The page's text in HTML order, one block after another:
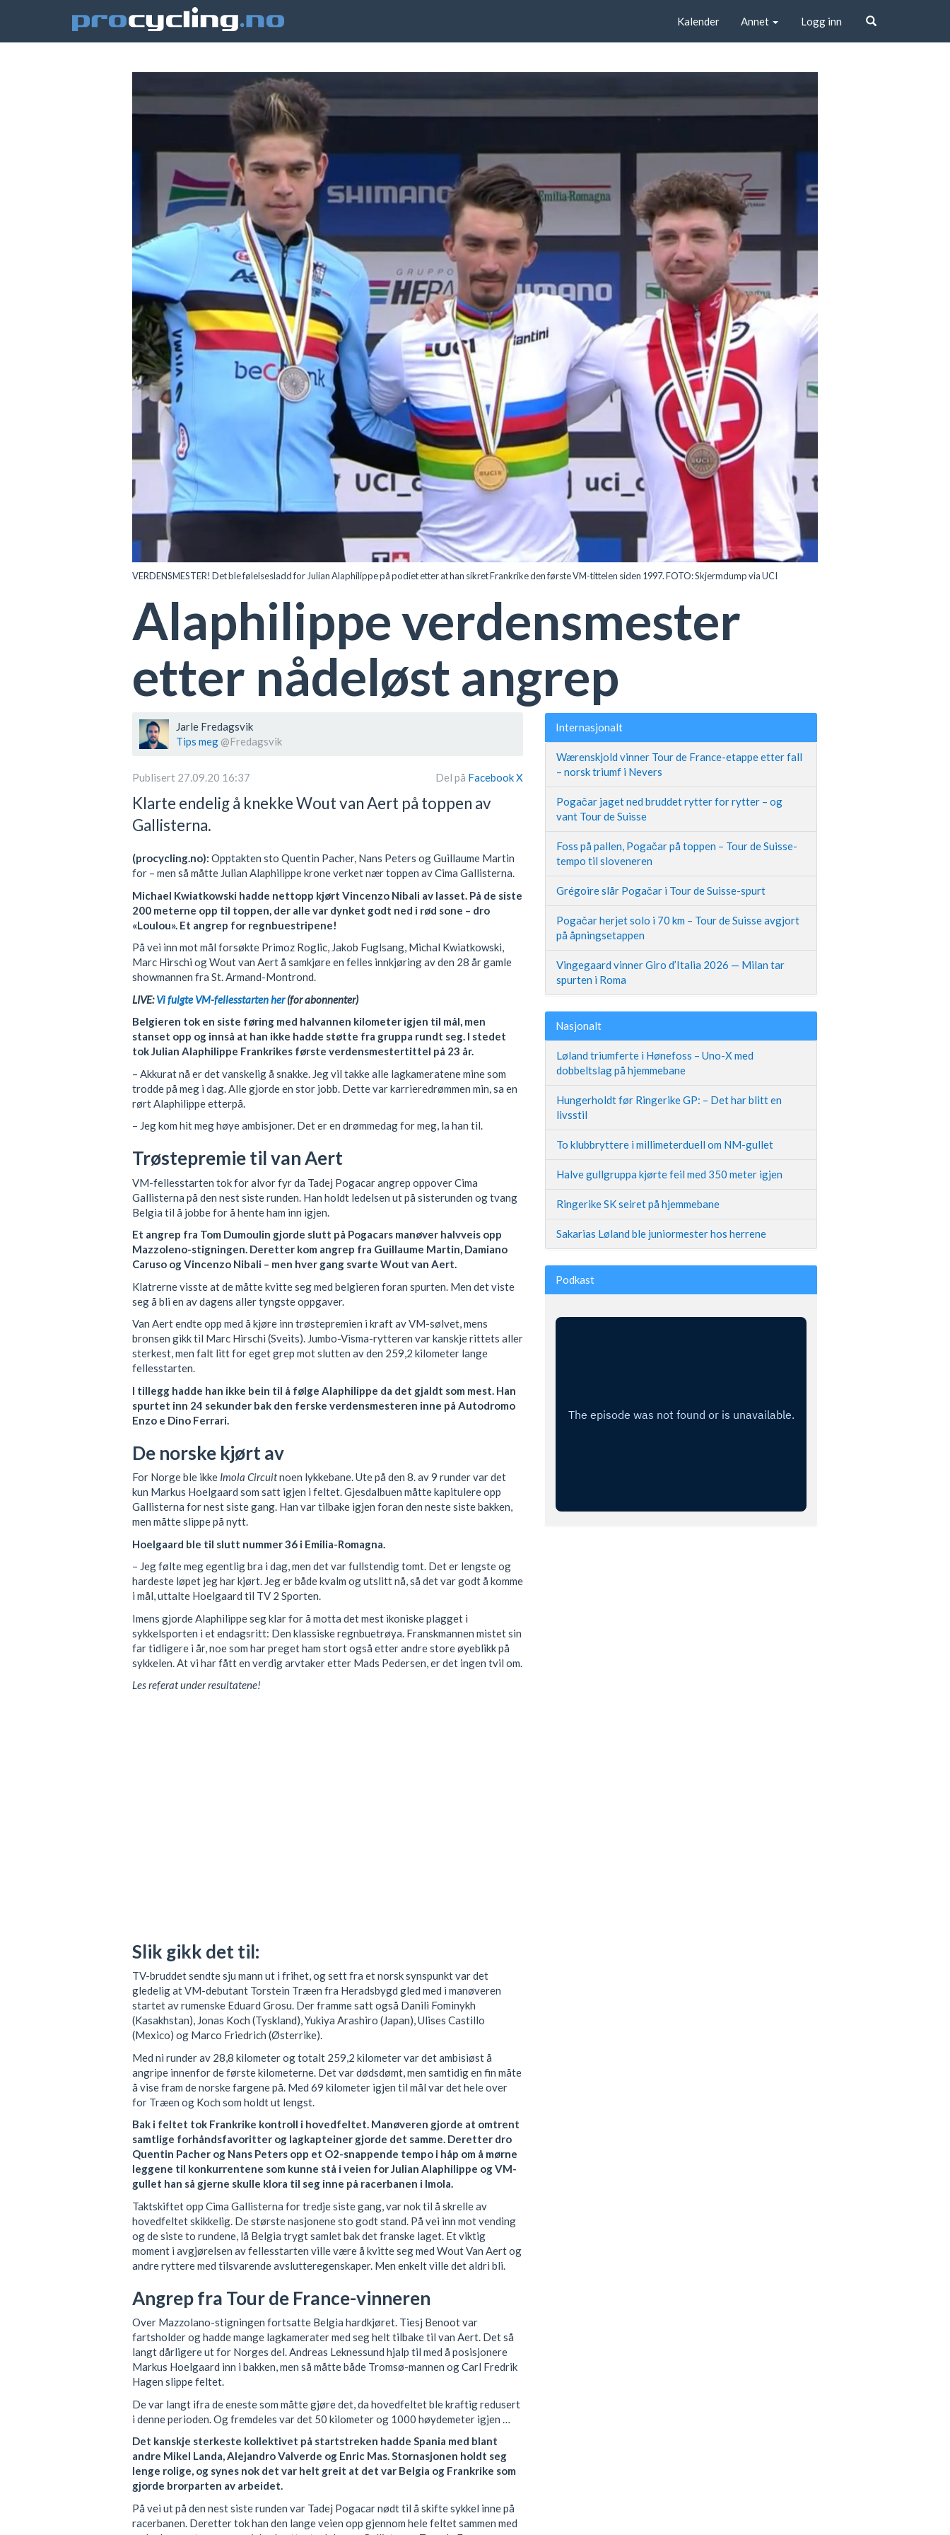
Kalender Annet Logg inn
VERDENSMESTER! Det ble følelsesladd for Julian Alaphilippe på podiet etter at han sikret Frankrike den første VM-tittelen siden 1997. FOTO: Skjermdump via UCI
Alaphilippe verdensmester
etter nådeløst angrep
Jarle Fredagsvik
Tips meg @Fredagsvik
Publisert 27.09.20 16:37 Del på FacebookX
Klarte endelig å knekke Wout van Aert på toppen av
Gallisterna.
(procycling.no): Opptakten sto Quentin Pacher, Nans Peters og Guillaume Martin
for – men så måtte Julian Alaphilippe krone verket nær toppen av Cima Gallisterna.
Michael Kwiatkowski hadde nettopp kjørt Vincenzo Nibali av lasset. På de siste
200 meterne opp til toppen, der alle var dynket godt ned i rød sone – dro
«Loulou». Et angrep for regnbuestripene!
På vei inn mot mål forsøkte Primoz Roglic, Jakob Fuglsang, Michal Kwiatkowski,
Marc Hirschi og Wout van Aert å samkjøre en felles innkjøring av den 28 år gamle
showmannen fra St. Armand-Montrond.
LIVE:Vi fulgte VM-fellesstarten her(for abonnenter)
Belgieren tok en siste føring med halvannen kilometer igjen til mål, men
stanset opp og innså at han ikke hadde støtte fra gruppa rundt seg. I stedet
tok Julian Alaphilippe Frankrikes første verdensmestertittel på 23 år.
– Akkurat nå er det vanskelig å snakke. Jeg vil takke alle lagkameratene mine som
trodde på meg i dag. Alle gjorde en stor jobb. Dette var karrieredrømmen min, sa en
rørt Alaphilippe etterpå.
– Jeg kom hit meg høye ambisjoner. Det er en drømmedag for meg, la han til.
Trøstepremie til van Aert
VM-fellesstarten tok for alvor fyr da Tadej Pogacar angrep oppover Cima
Gallisterna på den nest siste runden. Han holdt ledelsen ut på sisterunden og tvang
Belgia til å jobbe for å hente ham inn igjen.
Et angrep fra Tom Dumoulin gjorde slutt på Pogacars manøver halvveis opp
Mazzoleno-stigningen. Deretter kom angrep fra Guillaume Martin, Damiano
Caruso og Vincenzo Nibali – men hver gang svarte Wout van Aert.
Klatrerne visste at de måtte kvitte seg med belgieren foran spurten. Men det viste
seg å bli en av dagens aller tyngste oppgaver.
Van Aert endte opp med å kjøre inn trøstepremien i kraft av VM-sølvet, mens
bronsen gikk til Marc Hirschi (Sveits). Jumbo-Visma-rytteren var kanskje rittets aller
sterkest, men falt litt for eget grep mot slutten av den 259,2 kilometer lange
fellesstarten.
I tillegg hadde han ikke bein til å følge Alaphilippe da det gjaldt som mest. Han
spurtet inn 24 sekunder bak den ferske verdensmesteren inne på Autodromo
Enzo e Dino Ferrari.
De norske kjørt av
For Norge ble ikke Imola Circuitnoen lykkebane. Ute på den 8. av 9 runder var det
kun Markus Hoelgaard som satt igjen i feltet. Gjesdalbuen måtte kapitulere opp
Gallisterna for nest siste gang. Han var tilbake igjen foran den neste siste bakken,
men måtte slippe på nytt.
Hoelgaard ble til slutt nummer 36 i Emilia-Romagna.
– Jeg følte meg egentlig bra i dag, men det var fullstendig tomt. Det er lengste og
hardeste løpet jeg har kjørt. Jeg er både kvalm og utslitt nå, så det var godt å komme
i mål, uttalte Hoelgaard til TV 2 Sporten.
Imens gjorde Alaphilippe seg klar for å motta det mest ikoniske plagget i
sykkelsporten i et endagsritt: Den klassiske regnbuetrøya. Franskmannen mistet sin
far tidligere i år, noe som har preget ham stort også etter andre store øyeblikk på
sykkelen. At vi har fått en verdig arvtaker etter Mads Pedersen, er det ingen tvil om.
Les referat under resultatene!
Slik gikk det til:
TV-bruddet sendte sju mann ut i frihet, og sett fra et norsk synspunkt var det
gledelig at VM-debutant Torstein Træen fra Heradsbygd gled med i manøveren
startet av rumenske Eduard Grosu. Der framme satt også Danili Fominykh
(Kasakhstan), Jonas Koch (Tyskland), Yukiya Arashiro (Japan), Ulises Castillo
(Mexico) og Marco Friedrich (Østerrike).
Med ni runder av 28,8 kilometer og totalt 259,2 kilometer var det ambisiøst å
angripe innenfor de første kilometerne. Det var dødsdømt, men samtidig en fin måte
å vise fram de norske fargene på. Med 69 kilometer igjen til mål var det hele over
for Træen og Koch som holdt ut lengst.
Bak i feltet tok Frankrike kontroll i hovedfeltet. Manøveren gjorde at omtrent
samtlige forhåndsfavoritter og lagkapteiner gjorde det samme. Deretter dro
Quentin Pacher og Nans Peters opp et O2-snappende tempo i håp om å mørne
leggene til konkurrentene som kunne stå i veien for Julian Alaphilippe og VM-
gullet han så gjerne skulle klora til seg inne på racerbanen i Imola.
Taktskiftet opp Cima Gallisterna for tredje siste gang, var nok til å skrelle av
hovedfeltet skikkelig. De største nasjonene sto godt stand. På vei inn mot vending
og de siste to rundene, lå Belgia trygt samlet bak det franske laget. Et viktig
moment i avgjørelsen av fellesstarten ville være å kvitte seg med Wout Van Aert og
andre ryttere med tilsvarende avslutteregenskaper. Men enkelt ville det aldri bli.
Angrep fra Tour de France-vinneren
Over Mazzolano-stigningen fortsatte Belgia hardkjøret. Tiesj Benoot var
fartsholder og hadde mange lagkamerater med seg helt tilbake til van Aert. Det så
langt dårligere ut for Norges del. Andreas Leknessund hjalp til med å posisjonere
Markus Hoelgaard inn i bakken, men så måtte både Tromsø-mannen og Carl Fredrik
Hagen slippe feltet.
De var langt ifra de eneste som måtte gjøre det, da hovedfeltet ble kraftig redusert
i denne perioden. Og fremdeles var det 50 kilometer og 1000 høydemeter igjen …
Det kanskje sterkeste kollektivet på startstreken hadde Spania med blant
andre Mikel Landa, Alejandro Valverde og Enric Mas. Stornasjonen holdt seg
lenge rolige, og synes nok det var helt greit at det var Belgia og Frankrike som
gjorde brorparten av arbeidet.
På vei ut på den nest siste runden var Tadej Pogacar nødt til å skifte sykkel inne på
racerbanen. Deretter tok han den lange veien opp gjennom hele feltet sammen med
Internasjonalt
Wærenskjold vinner Tour de France-etappe etter fall
– norsk triumf i Nevers
Pogačar jaget ned bruddet rytter for rytter – og
vant Tour de Suisse
Foss på pallen, Pogačar på toppen – Tour de Suisse-
tempo til sloveneren
Grégoire slår Pogačar i Tour de Suisse-spurt
Pogačar herjet solo i 70 km – Tour de Suisse avgjort
på åpningsetappen
Vingegaard vinner Giro d’Italia 2026 — Milan tar
spurten i Roma
Nasjonalt
Løland triumferte i Hønefoss – Uno-X med
dobbeltslag på hjemmebane
Hungerholdt før Ringerike GP: – Det har blitt en
livsstil
To klubbryttere i millimeterduell om NM-gullet
Halve gullgruppa kjørte feil med 350 meter igjen
Ringerike SK seiret på hjemmebane
Sakarias Løland ble juniormester hos herrene
Podkast